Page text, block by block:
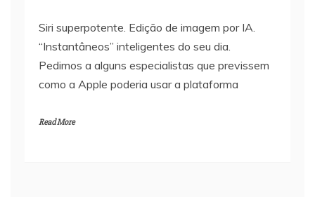
Siri superpotente. Edição de imagem por IA.
“Instantâneos” inteligentes do seu dia.
Pedimos a alguns especialistas que previssem
como a Apple poderia usar a plataforma
Read More